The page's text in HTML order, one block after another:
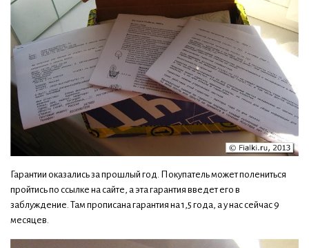
Гарантии оказались за прошлый год. Покупатель может полениться
пройтись по ссылке на сайте, а эта гарантия введет его в
заблуждение. Там прописана гарантия на 1,5 года, а у нас сейчас 9
месяцев.